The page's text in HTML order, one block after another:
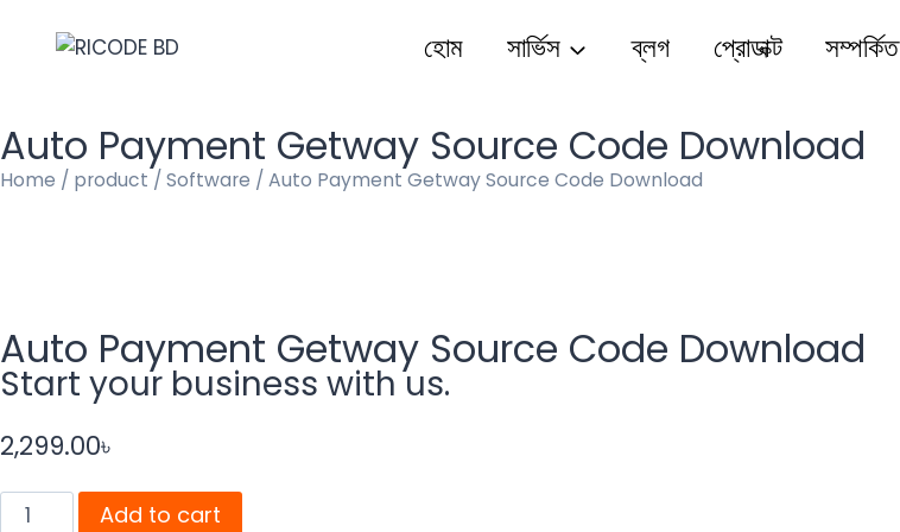
হোম সার্ভিস ব্লগ প্রোডাক্ট সম্পর্কিত
Auto Payment Getway Source Code Download
Home / product / Software / Auto Payment Getway Source Code Download
Auto Payment Getway Source Code Download
Start your business with us.
2,299.00৳
Add to cart